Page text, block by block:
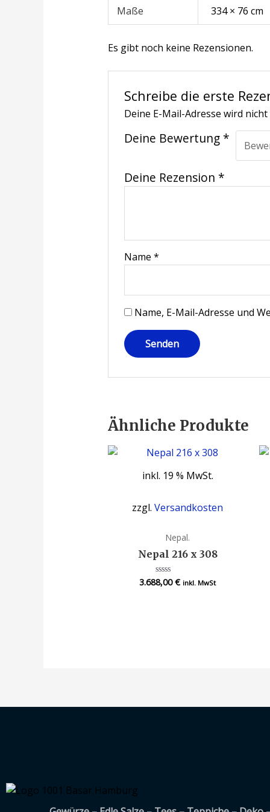
Maße 334 × 76 cm
Es gibt noch keine Rezensionen.
Schreibe die erste
Deine E-Mail-Adresse wird
Deine Bewertung *
Deine Rezension *
Name*
Name, E-Mail-Adresse und
Ähnliche Produkte
inkl. 19 % MwSt.
zzgl.Versandkosten
Nepal.
Nepal 216 x 308
Bewertet
mit
3.688,00€ inkl. MwSt